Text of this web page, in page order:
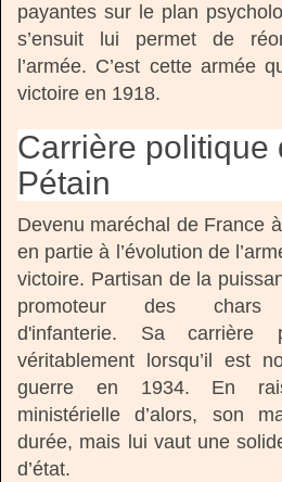
payantes sur le plan
s’ensuit lui permet de
l’armée. C’est cette armée
victoire en 1918.
Carrière politique
Pétain
Devenu maréchal de France
en partie à l’évolution de
victoire. Partisan de la
promoteur des chars
d'infanterie. Sa carrière
véritablement lorsqu’il est
guerre en 1934. En
ministérielle d’alors, son
durée, mais lui vaut une
d’état.